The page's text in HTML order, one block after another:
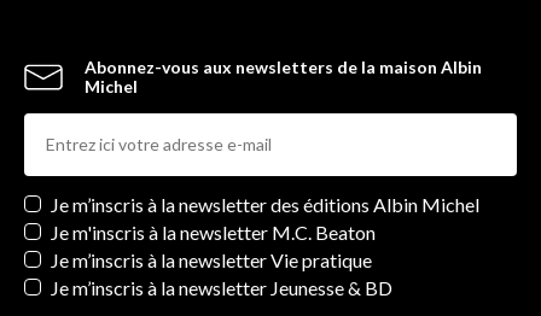
Abonnez-vous aux newsletters de la maison Albin
Michel
Newsletters
Je m’inscris à la newsletter des éditions Albin Michel
Je m'inscris à la newsletter M.C. Beaton
Je m’inscris à la newsletter Vie pratique
Je m’inscris à la newsletter Jeunesse & BD